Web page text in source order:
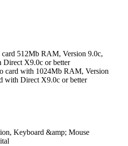
512Mb RAM, Version 9.0c,
Direct X9.0c or better
card with 1024Mb RAM, Version
with Direct X9.0c or better
Keyboard &amp; Mouse